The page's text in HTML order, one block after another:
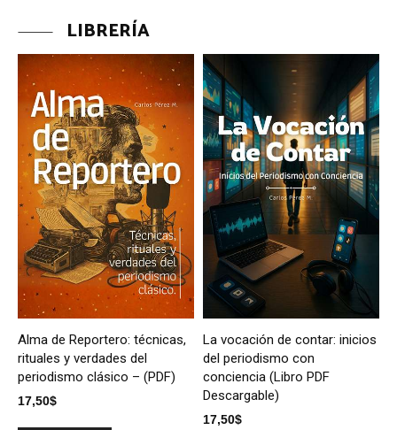
LIBRERÍA
Alma de Reportero: técnicas,
rituales y verdades del
periodismo clásico – (PDF)
17,50$
La vocación de contar: inicios
del periodismo con
conciencia (Libro PDF
Descargable)
17,50$